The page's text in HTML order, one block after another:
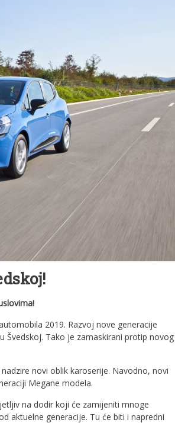
2019. Razvoj nove generacije
Švedskoj. Tako je zamaskirani protip novog
novi oblik karoserije. Navodno, novi
Megane modela.
na dodir koji će zamijeniti mnoge
aktuelne generacije. Tu će biti i napredni